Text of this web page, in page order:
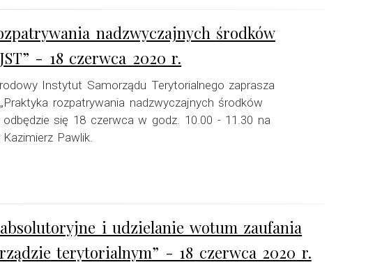
nadzwyczajnych środków
- 18 czerwca 2020 r.
Instytut Samorządu Terytorialnego zaprasza
rozpatrywania nadzwyczajnych środków
się 18 czerwca w godz. 10.00 - 11.30 na
Pawlik.
i udzielanie wotum zaufania
terytorialnym” - 18 czerwca 2020 r.